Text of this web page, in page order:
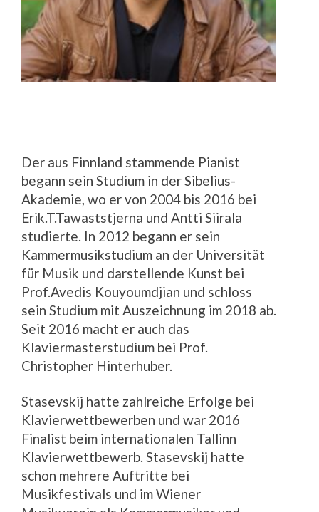
Der aus Finnland stammende Pianist
begann sein Studium in der Sibelius-
Akademie, wo er von 2004 bis 2016 bei
Erik.T.Tawaststjerna und Antti Siirala
studierte. In 2012 begann er sein
Kammermusikstudium an der Universität
für Musik und darstellende Kunst bei
Prof.Avedis Kouyoumdjian und schloss
sein Studium mit Auszeichnung im 2018 ab.
Seit 2016 macht er auch das
Klaviermasterstudium bei Prof.
Christopher Hinterhuber.
Stasevskij hatte zahlreiche Erfolge bei
Klavierwettbewerben und war 2016
Finalist beim internationalen Tallinn
Klavierwettbewerb. Stasevskij hatte
schon mehrere Auftritte bei
Musikfestivals und im Wiener